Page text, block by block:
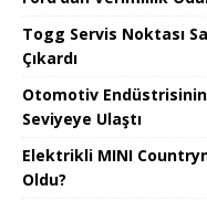
Togg Servis Noktası
Çıkardı
Otomotiv
Seviyeye Ulaştı
Elektrikli MINI
Oldu?